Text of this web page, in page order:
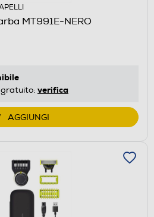
MT991E-NERO
verifica
AGGIUNGI